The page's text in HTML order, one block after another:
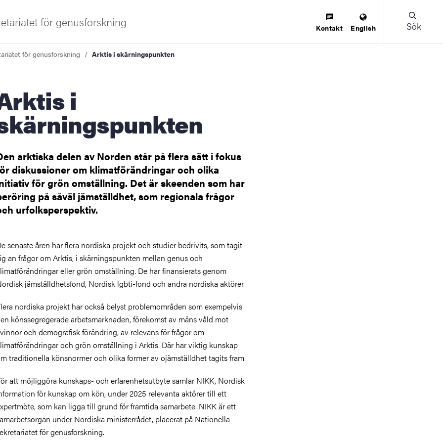
för genusforskning Kontakt English Sök
för genusforskning Arktis i skärningspunkten
i
arktiska delen av Norden står på flera sätt i fokus
diskussioner om klimatförändringar och olika
för grön omställning. Det är skeenden som har
på såväl jämställdhet, som regionala frågor
urfolksperspektiv.
senaste åren har flera nordiska projekt och studier bedrivits, som tagit
an frågor om Arktis, i skärningspunkten mellan genus och
eller grön omställning. De har finansierats genom
jämställdhetsfond, Nordisk lgbti-fond och andra nordiska aktörer.
nordiska projekt har också belyst problemområden som exempelvis
könssegregerade arbetsmarknaden, förekomst av mäns våld mot
och demografisk förändring, av relevans för frågor om
och grön omställning i Arktis. Där har viktig kunskap
traditionella könsnormer och olika former av ojämställdhet tagits fram.
att möjliggöra kunskaps- och erfarenhetsutbyte samlar NIKK, Nordisk
för kunskap om kön, under 2025 relevanta aktörer till ett
som kan ligga till grund för framtida samarbete. NIKK är ett
under Nordiska ministerrådet, placerat på Nationella
för genusforskning.